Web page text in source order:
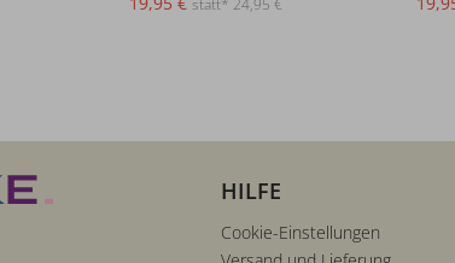
statt* 24,95 €
HILFE
Cookie-Einstellungen